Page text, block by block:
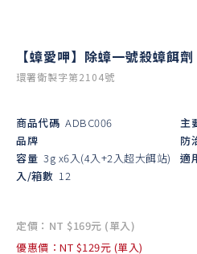
【蟑愛呷】除蟑一號殺蟑餌
環署衛製字第2104號
商品代碼 ADBC006
品牌
容量 3g x6入(4入+2入超大餌站)
入/箱數 12
主
防
適
定價：NT $169元 (單入)
優惠價：NT $129元 (單入)